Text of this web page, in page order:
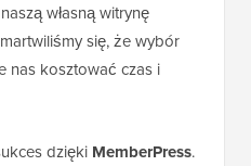
własną witrynę
się, że wybór
nas kosztować czas i
dzięki MemberPress.